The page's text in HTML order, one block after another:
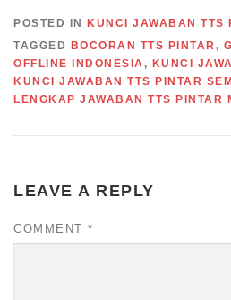
POSTED IN
KUNCI JAWABAN TTS
TAGGED
BOCORAN TTS PINTAR ,
OFFLINE INDONESIA , KUNCI
KUNCI JAWABAN TTS PINTAR
LENGKAP JAWABAN TTS PINTAR
LEAVE A REPLY
COMMENT *